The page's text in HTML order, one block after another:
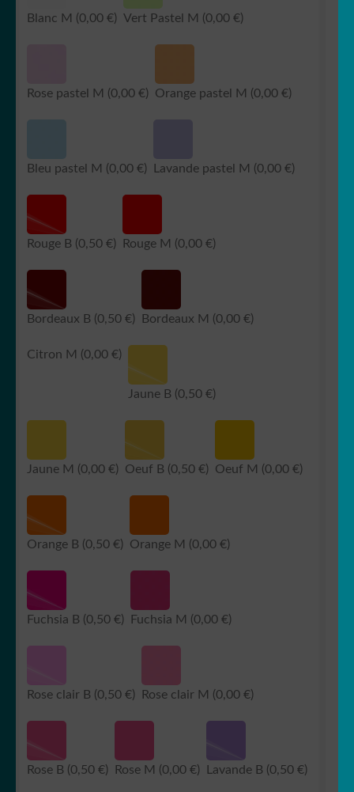
Blanc M (0,00 €) Vert Pastel M (0,00 €)
Rose pastel M (0,00 €) Orange pastel M (0,00 €)
Bleu pastel M (0,00 €) Lavande pastel M (0,00 €)
Rouge B (0,50 €) Rouge M (0,00 €)
Bordeaux B (0,50 €) Bordeaux M (0,00 €)
Citron M (0,00 €)
Jaune B (0,50 €)
Jaune M (0,00 €) Oeuf B (0,50 €) Oeuf M (0,00 €)
Orange B (0,50 €) Orange M (0,00 €)
Fuchsia B (0,50 €) Fuchsia M (0,00 €)
Rose clair B (0,50 €) Rose clair M (0,00 €)
Rose B (0,50 €) Rose M (0,00 €) Lavande B (0,50 €)